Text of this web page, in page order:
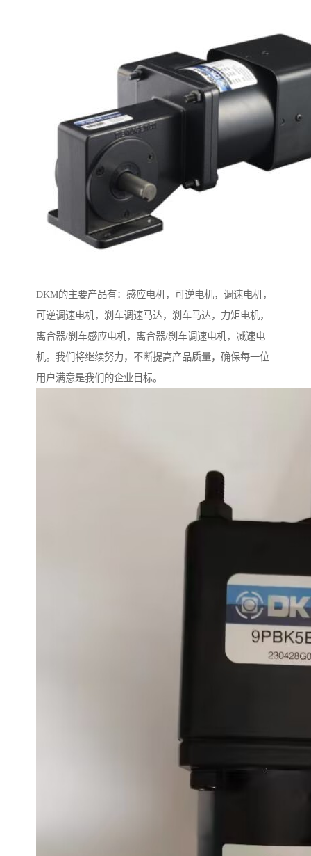
DKM的主要产品有：感应电机，可逆电机，调速电机，
可逆调速电机，刹车调速马达，刹车马达，力矩电机，
离合器/刹车感应电机，离合器/刹车调速电机，减速电
机。我们将继续努力，不断提高产品质量，确保每一位
用户满意是我们的企业目标。